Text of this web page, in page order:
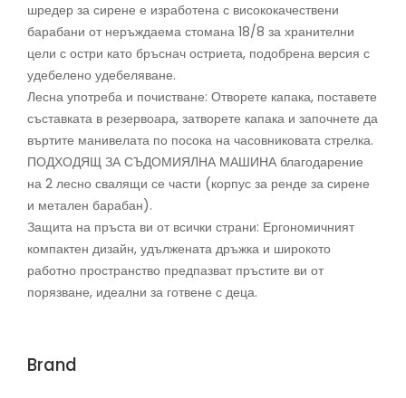
шредер за сирене е изработена с висококачествени
барабани от неръждаема стомана 18/8 за хранителни
цели с остри като бръснач остриета, подобрена версия с
удебелено удебеляване.
Лесна употреба и почистване: Отворете капака, поставете
съставката в резервоара, затворете капака и започнете да
въртите манивелата по посока на часовниковата стрелка.
ПОДХОДЯЩ ЗА СЪДОМИЯЛНА МАШИНА благодарение
на 2 лесно свалящи се части (корпус за ренде за сирене
и метален барабан).
Защита на пръста ви от всички страни: Ергономичният
компактен дизайн, удължената дръжка и широкото
работно пространство предпазват пръстите ви от
порязване, идеални за готвене с деца.
Brand